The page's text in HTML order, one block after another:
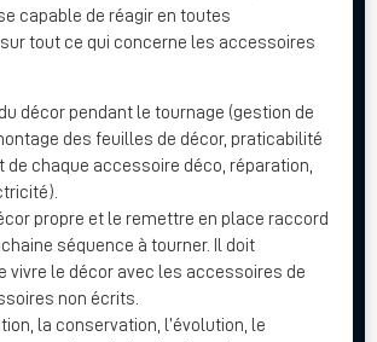
capable de réagir en toutes
tout ce qui concerne les accessoires
décor pendant le tournage (gestion de
des feuilles de décor, praticabilité
de chaque accessoire déco, réparation,
propre et le remettre en place raccord
séquence à tourner. Il doit
vivre le décor avec les accessoires de
non écrits.
la conservation, l’évolution, le